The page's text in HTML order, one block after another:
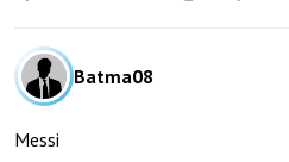
Batma08
Messi